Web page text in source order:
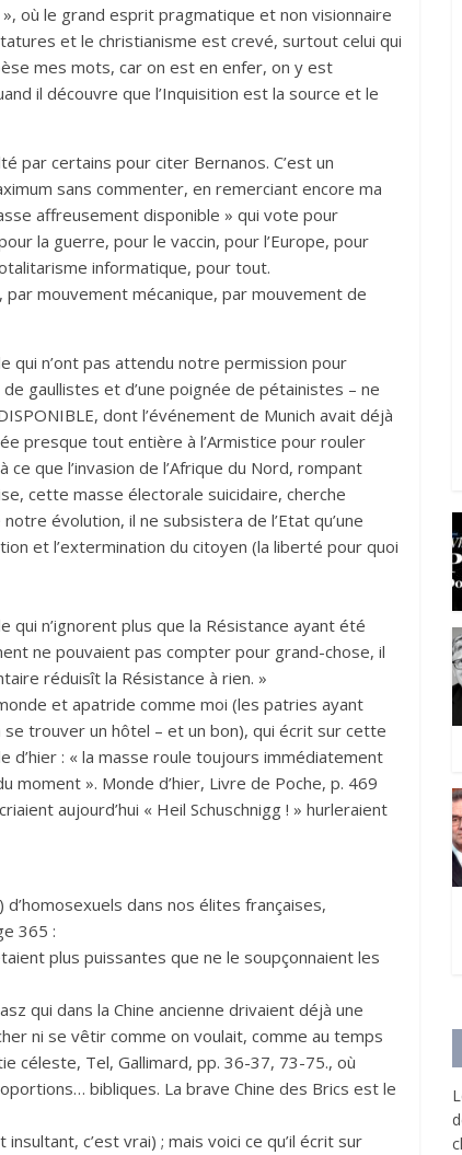
où le grand esprit pragmatique et non visionnaire
et le christianisme est crevé, surtout celui qui
mes mots, car on est en enfer, on y est
il découvre que l’Inquisition est la source et le
par certains pour citer Bernanos. C’est un
sans commenter, en remerciant encore ma
affreusement disponible » qui vote pour
la guerre, pour le vaccin, pour l’Europe, pour
informatique, pour tout.
mouvement mécanique, par mouvement de
qui n’ont pas attendu notre permission pour
gaullistes et d’une poignée de pétainistes – ne
dont l’événement de Munich avait déjà
presque tout entière à l’Armistice pour rouler
que l’invasion de l’Afrique du Nord, rompant
cette masse électorale suicidaire, cherche
évolution, il ne subsistera de l’Etat qu’une
et l’extermination du citoyen (la liberté pour quoi
qui n’ignorent plus que la Résistance ayant été
ne pouvaient pas compter pour grand-chose, il
réduisît la Résistance à rien. »
et apatride comme moi (les patries ayant
trouver un hôtel – et un bon), qui écrit sur cette
d’hier : « la masse roule toujours immédiatement
». Monde d’hier, Livre de Poche, p. 469
aujourd’hui « Heil Schuschnigg ! » hurleraient
dans nos élites françaises,
365 :
plus puissantes que ne le soupçonnaient les
qui dans la Chine ancienne drivaient déjà une
ni se vêtir comme on voulait, comme au temps
céleste, Tel, Gallimard, pp. 36-37, 73-75., où
bibliques. La brave Chine des Brics est le
c’est vrai) ; mais voici ce qu’il écrit sur